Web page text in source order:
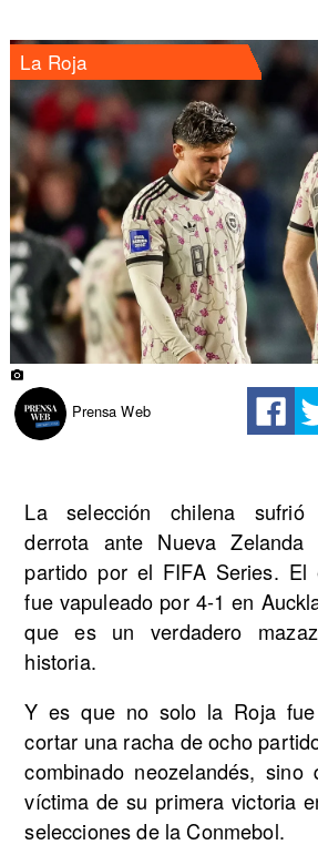
La Roja
Prensa Web
La selección chilena sufrió
derrota ante Nueva
partido por el FIFA Series. El
fue vapuleado por 4-1 en
que es un verdadero
historia.
Y es que no solo la Roja fue
cortar una racha de ocho
combinado neozelandés,
víctima de su primera victoria
selecciones de la Conmebol.